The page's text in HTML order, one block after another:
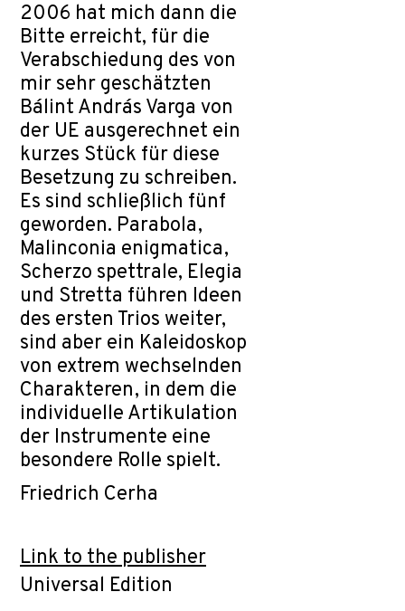
2006 hat mich dann die
Bitte erreicht, für die
Verabschiedung des von
mir sehr geschätzten
Bálint András Varga von
der UE ausgerechnet ein
kurzes Stück für diese
Besetzung zu schreiben.
Es sind schließlich fünf
geworden. Parabola,
Malinconia enigmatica,
Scherzo spettrale, Elegia
und Stretta führen Ideen
des ersten Trios weiter,
sind aber ein Kaleidoskop
von extrem wechselnden
Charakteren, in dem die
individuelle Artikulation
der Instrumente eine
besondere Rolle spielt.
Friedrich Cerha
Link to the publisher
Universal Edition